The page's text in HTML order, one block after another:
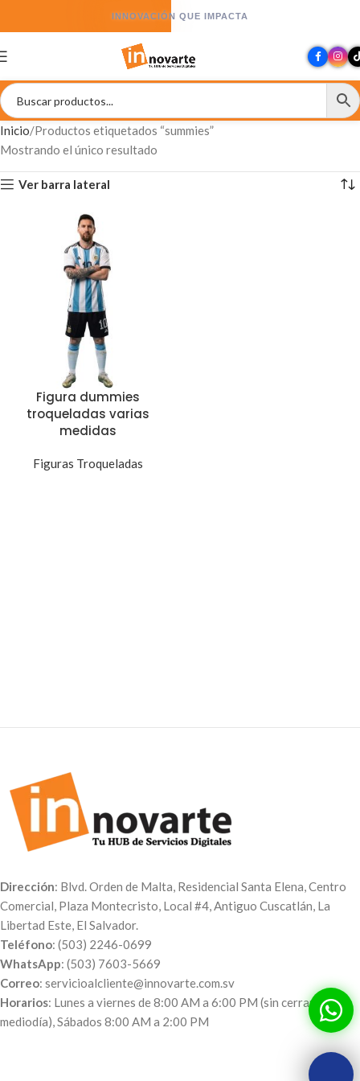
INNOVACIÓN QUE IMPACTA
Inicio Productos etiquetados “summies”
Mostrando el único resultado
Ver barra lateral
Figura dummies
troqueladas varias
medidas
Figuras Troqueladas
Dirección: Blvd. Orden de Malta, Residencial Santa Elena, Centro
Comercial, Plaza Montecristo, Local #4, Antiguo Cuscatlán, La
Libertad Este, El Salvador.
Teléfono: (503) 2246-0699
WhatsApp: (503) 7603-5669
Correo: servicioalcliente@innovarte.com.sv
Horarios: Lunes a viernes de 8:00 AM a 6:00 PM (sin cerrar al
mediodía), Sábados 8:00 AM a 2:00 PM